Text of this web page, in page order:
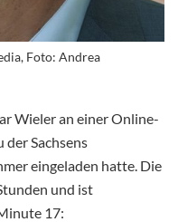
Foto: Andrea
Wieler an einer Online-
der Sachsens
eingeladen hatte. Die
und ist
17: